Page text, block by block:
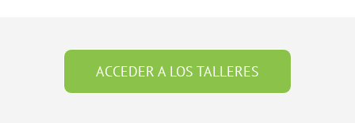
ACCEDER A LOS TALLERES